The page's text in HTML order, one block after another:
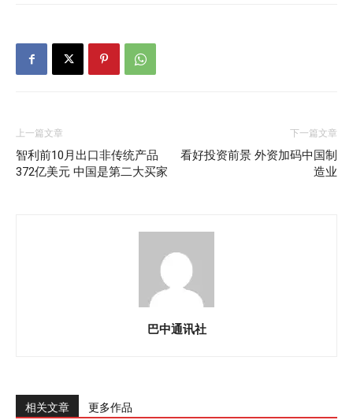
上一篇文章
智利前10月出口非传统产品
372亿美元 中国是第二大买家
下一篇文章
看好投资前景 外资加码中国制
造业
巴中通讯社
相关文章 更多作品